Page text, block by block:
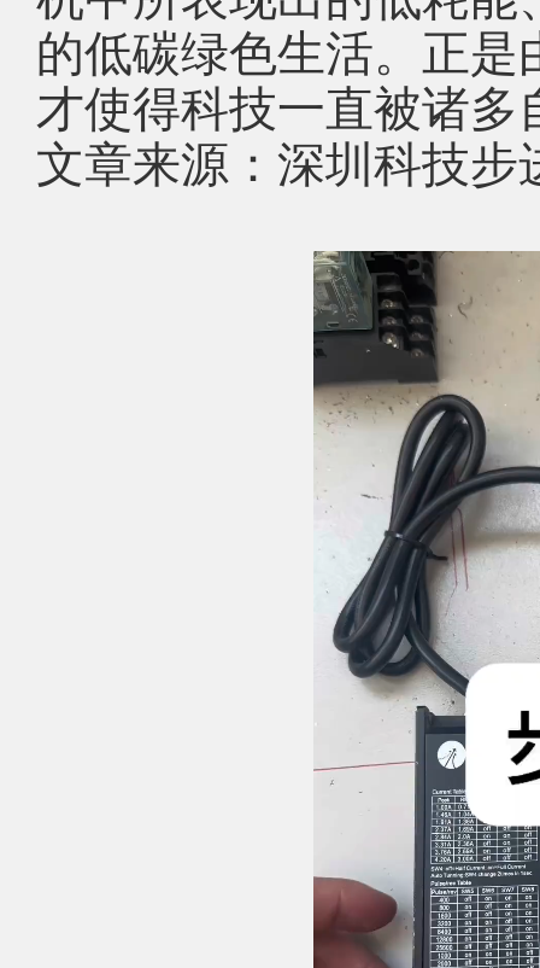
的低碳绿色生活。正
才使得科技一直被诸
文章来源：深圳科技步